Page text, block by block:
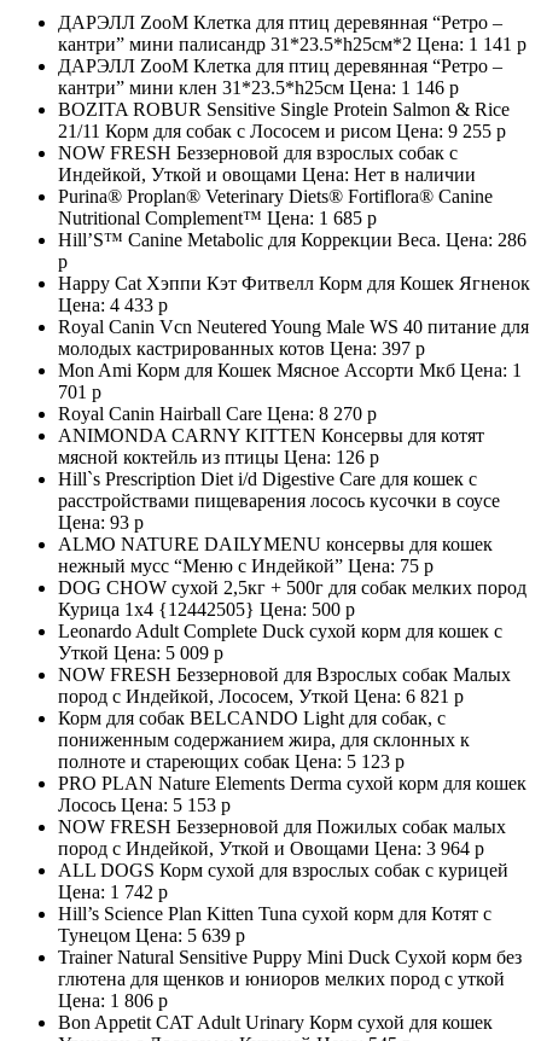
ДАРЭЛЛ ZooM Клетка для птиц деревянная “Ретро –
кантри” мини палисандр 31*23.5*h25см*2 Цена: 1 141 р
ДАРЭЛЛ ZooM Клетка для птиц деревянная “Ретро –
кантри” мини клен 31*23.5*h25см Цена: 1 146 р
BOZITA ROBUR Sensitive Single Protein Salmon & Rice
21/11 Корм для собак с Лососем и рисом Цена: 9 255 р
NOW FRESH Беззерновой для взрослых собак с
Индейкой, Уткой и овощами Цена: Нет в наличии
Purina® Proplan® Veterinary Diets® Fortiflora® Canine
Nutritional Complement™ Цена: 1 685 р
Hill’S™ Canine Metabolic для Коррекции Веса. Цена: 286
р
Happy Cat Хэппи Кэт Фитвелл Корм для Кошек Ягненок
Цена: 4 433 р
Royal Canin Vcn Neutered Young Male WS 40 питание для
молодых кастрированных котов Цена: 397 р
Mon Ami Корм для Кошек Мясное Ассорти Мкб Цена: 1
701 р
Royal Canin Hairball Care Цена: 8 270 р
ANIMONDA CARNY KITTEN Консервы для котят
мясной коктейль из птицы Цена: 126 р
Hill`s Prescription Diet i/d Digestive Care для кошек с
расстройствами пищеварения лосось кусочки в соусе
Цена: 93 р
ALMO NATURE DAILYMENU консервы для кошек
нежный мусс “Меню с Индейкой” Цена: 75 р
DOG CHOW сухой 2,5кг + 500г для собак мелких пород
Курица 1х4 {12442505} Цена: 500 р
Leonardo Adult Complete Duck сухой корм для кошек с
Уткой Цена: 5 009 р
NOW FRESH Беззерновой для Взрослых собак Малых
пород с Индейкой, Лососем, Уткой Цена: 6 821 р
Корм для собак BELCANDO Light для собак, с
пониженным содержанием жира, для склонных к
полноте и стареющих собак Цена: 5 123 р
PRO PLAN Nature Elements Derma сухой корм для кошек
Лосось Цена: 5 153 р
NOW FRESH Беззерновой для Пожилых собак малых
пород с Индейкой, Уткой и Овощами Цена: 3 964 р
ALL DOGS Корм сухой для взрослых собак с курицей
Цена: 1 742 р
Hill’s Science Plan Kitten Tuna сухой корм для Котят с
Тунецом Цена: 5 639 р
Trainer Natural Sensitive Puppy Mini Duck Сухой корм без
глютена для щенков и юниоров мелких пород с уткой
Цена: 1 806 р
Bon Appetit CAT Adult Urinary Корм сухой для кошек